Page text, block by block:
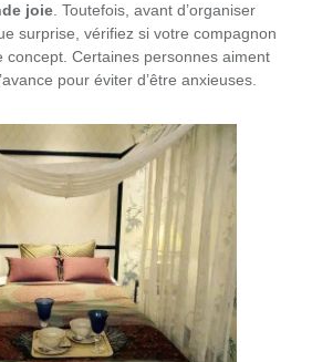
joie. Toutefois, avant d’organiser
surprise, vérifiez si votre compagnon
concept. Certaines personnes aiment
pour éviter d’être anxieuses.